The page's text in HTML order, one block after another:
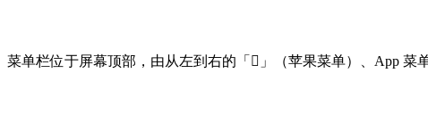
菜单栏位于屏幕顶部，由从左到右的「」（苹果菜单）、App 菜